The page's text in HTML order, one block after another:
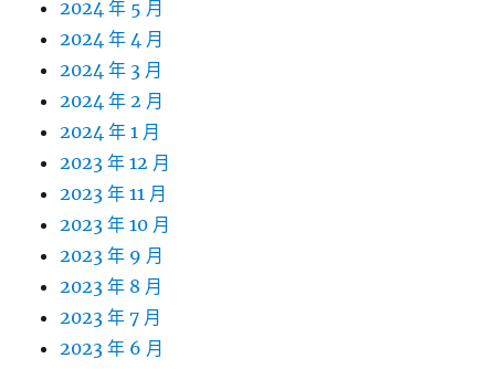
2024 年 5 月
2024 年 4 月
2024 年 3 月
2024 年 2 月
2024 年 1 月
2023 年 12 月
2023 年 11 月
2023 年 10 月
2023 年 9 月
2023 年 8 月
2023 年 7 月
2023 年 6 月